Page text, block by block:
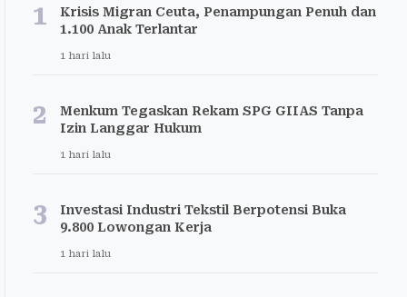
1
Krisis Migran Ceuta, Penampungan Penuh dan
1.100 Anak Terlantar
1 hari lalu
2
Menkum Tegaskan Rekam SPG GIIAS Tanpa
Izin Langgar Hukum
1 hari lalu
3
Investasi Industri Tekstil Berpotensi Buka
9.800 Lowongan Kerja
1 hari lalu